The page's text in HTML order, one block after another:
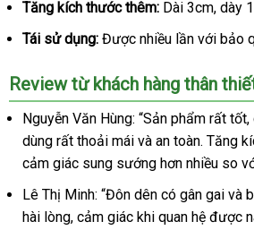
Tăng kích thước thêm: Dài 3cm, dày
Tái sử dụng: Được nhiều lần với bảo
Review từ khách hàng thân thiết
Nguyễn Văn Hùng: “Sản phẩm rất
dùng rất thoải mái và an toàn. Tăng
cảm giác sung sướng hơn nhiều so
Lê Thị Minh: “Đôn dên có gân gai và
hài lòng, cảm giác khi quan hệ được